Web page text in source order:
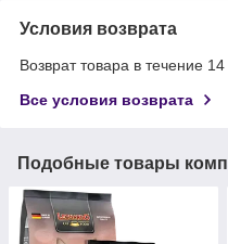
Условия возврата
Возврат товара в течение
Все условия возврата
Подобные товары